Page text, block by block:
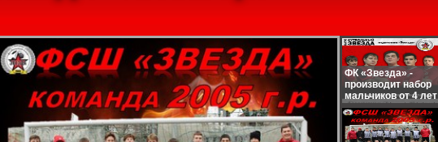
ФК «Звезда» -
производит набор
мальчиков от 4 лет